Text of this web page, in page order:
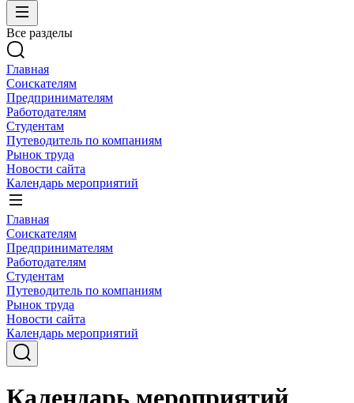
Все разделы
Главная
Соискателям
Предпринимателям
Работодателям
Студентам
Путеводитель по компаниям
Рынок труда
Новости сайта
Календарь мероприятий
Главная
Соискателям
Предпринимателям
Работодателям
Студентам
Путеводитель по компаниям
Рынок труда
Новости сайта
Календарь мероприятий